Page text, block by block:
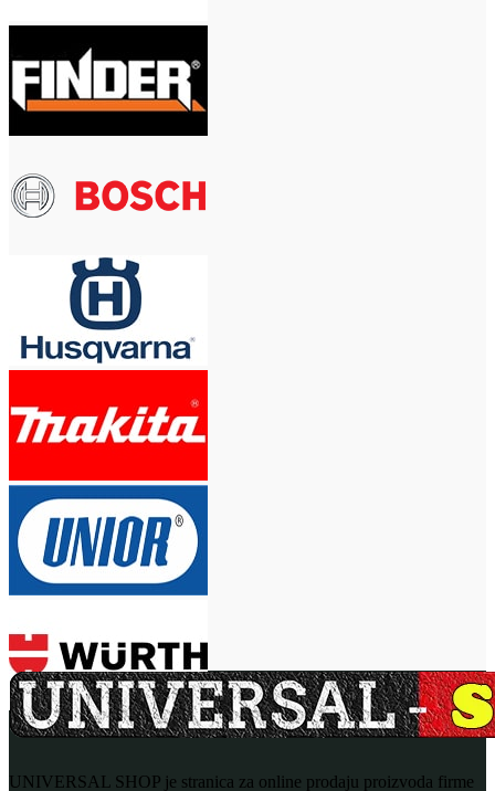
UNIVERSAL SHOP je stranica za online prodaju proizvoda firme